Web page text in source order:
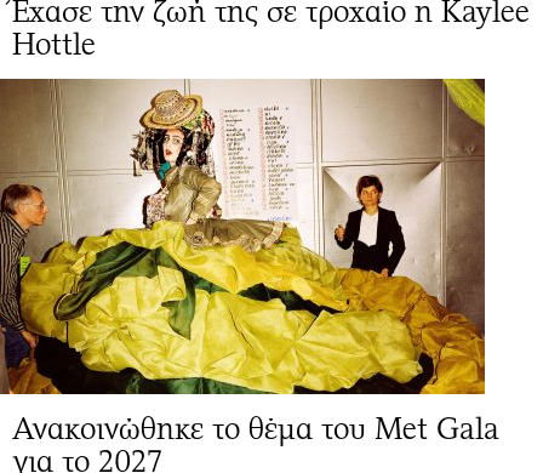
Έχασε την ζωή της σε τροχαίο η Kaylee
Hottle
Ανακοινώθηκε το θέμα του Met Gala
για το 2027